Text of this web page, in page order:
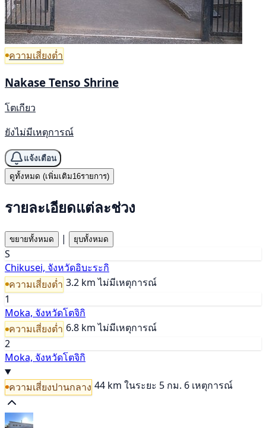
ความเสี่ยงต่ำ
Nakase Tenso Shrine
โตเกียว
ยังไม่มีเหตุการณ์
แจ้งเตือน
ดูทั้งหมด (เพิ่มเติม16รายการ)
รายละเอียดแต่ละช่วง
ขยายทั้งหมด | ยุบทั้งหมด
S
Chikusei, จังหวัดอิบะระกิ
ความเสี่ยงต่ำ 3.2 km ไม่มีเหตุการณ์
1
Moka, จังหวัดโตจิกิ
ความเสี่ยงต่ำ 6.8 km ไม่มีเหตุการณ์
2
Moka, จังหวัดโตจิกิ
ความเสี่ยงปานกลาง 44 km ในระยะ 5 กม. 6 เหตุการณ์